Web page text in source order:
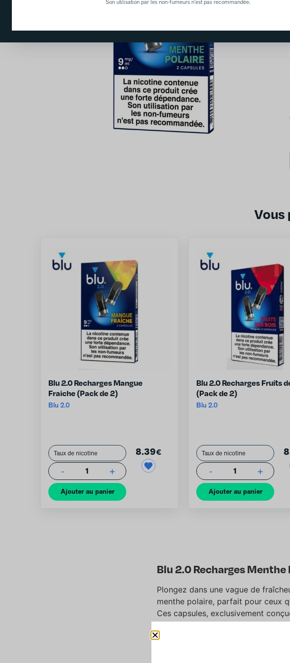
Son utilisation par les non-fumeurs n'est pas recommandée.
Vous
Blu 2.0 Recharges Mangue
Fraiche (Pack de 2)
Blu 2.0
- 1 +
Ajouter au panier
8.39€
Blu 2.0 Recharges Fruits
(Pack de 2)
Blu 2.0
- 1 +
Ajouter au panier
Blu 2.0 Recharges
Plongez dans une vague de
menthe polaire, parfait pour ceux
Ces capsules, exclusivement
1.9 ml de e-liquide
, cette
remarquable adaptée à tous les